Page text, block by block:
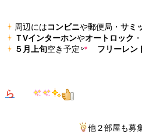
周辺にはコンビニや郵便局・ サミ
ＴVインターホンやオートロック ・
５月上旬空き予定 フリーレン
ら
他２部屋も募